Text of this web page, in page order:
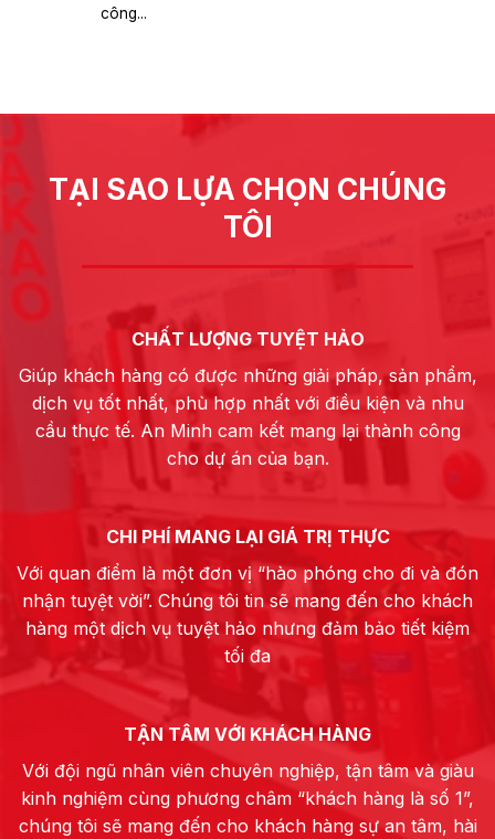
công...
TẠI SAO LỰA CHỌN CHÚNG
TÔI
CHẤT LƯỢNG TUYỆT HẢO
Giúp khách hàng có được những giải pháp, sản phẩm,
dịch vụ tốt nhất, phù hợp nhất với điều kiện và nhu
cầu thực tế. An Minh cam kết mang lại thành công
cho dự án của bạn.
CHI PHÍ MANG LẠI GIÁ TRỊ THỰC
Với quan điểm là một đơn vị “hào phóng cho đi và đón
nhận tuyệt vời”. Chúng tôi tin sẽ mang đến cho khách
hàng một dịch vụ tuyệt hảo nhưng đảm bảo tiết kiệm
tối đa
TẬN TÂM VỚI KHÁCH HÀNG
Với đội ngũ nhân viên chuyên nghiệp, tận tâm và giàu
kinh nghiệm cùng phương châm “khách hàng là số 1”,
chúng tôi sẽ mang đến cho khách hàng sự an tâm, hài